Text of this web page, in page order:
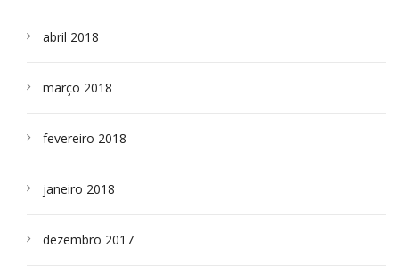
abril 2018
março 2018
fevereiro 2018
janeiro 2018
dezembro 2017